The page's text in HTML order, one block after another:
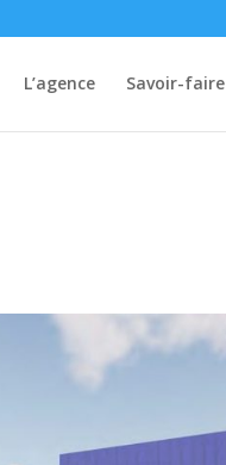
L’agence Savoir-faire